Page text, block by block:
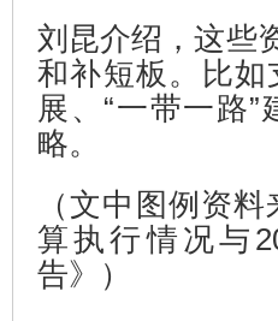
刘昆介绍，这些
和补短板。比
展、“一带一路
略。
（文中图例资
算执行情况与
告》）